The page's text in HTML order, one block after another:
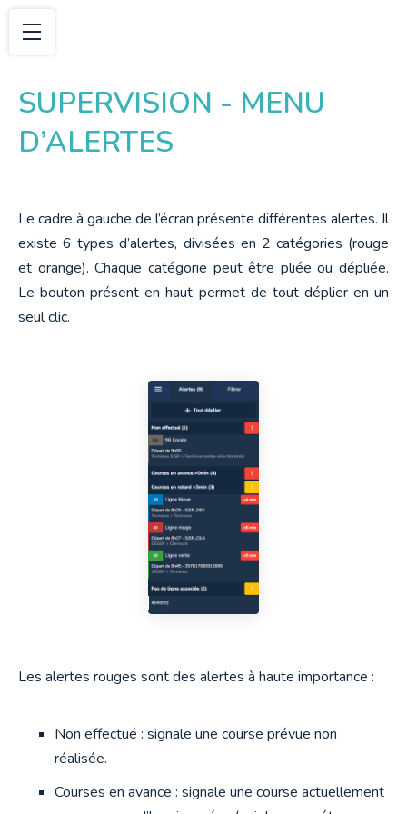
SUPERVISION - MENU
D’ALERTES
Le cadre à gauche de l’écran présente différentes alertes. Il
existe 6 types d’alertes, divisées en 2 catégories (rouge
et orange). Chaque catégorie peut être pliée ou dépliée.
Le bouton présent en haut permet de tout déplier en un
seul clic.
Les alertes rouges sont des alertes à haute importance :
Non effectué : signale une course prévue non
réalisée.
Courses en avance : signale une course actuellement